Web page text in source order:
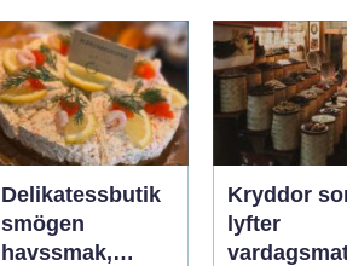
Delikatessbutik
smögen
havssmak,
Kryddor
lyfter